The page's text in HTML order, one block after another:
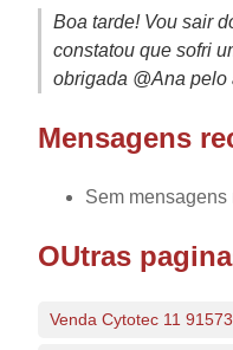
Boa tarde! Vou sair
constatou que sofri
obrigada @Ana pelo
Mensagens
Sem mensagens
OUtras
Venda Cytotec 11